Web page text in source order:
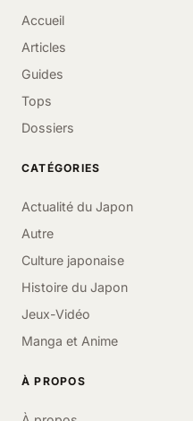
Accueil
Articles
Guides
Tops
Dossiers
CATÉGORIES
Actualité du Japon
Autre
Culture japonaise
Histoire du Japon
Jeux-Vidéo
Manga et Anime
À PROPOS